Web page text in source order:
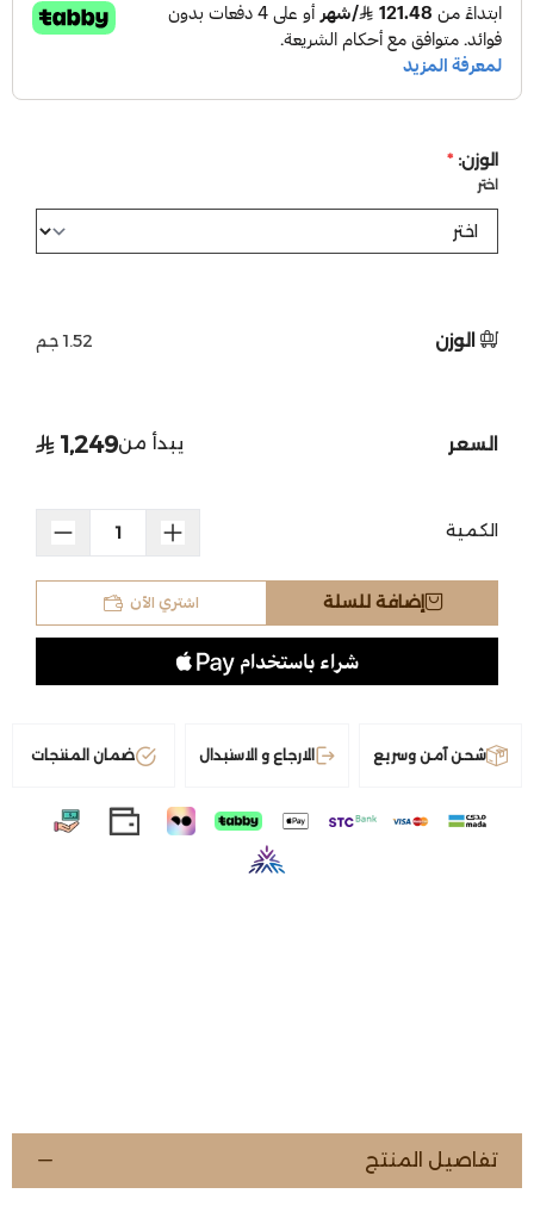
الوزن: *
اختر
الوزن 1.52 جم
السعر يبدأ من1,249
الكمية
إضافة للسلة اشتري الآن
شحن آمن وسريع الارجاع و الاستبدال ضمان المنتجات
تفاصيل المنتج